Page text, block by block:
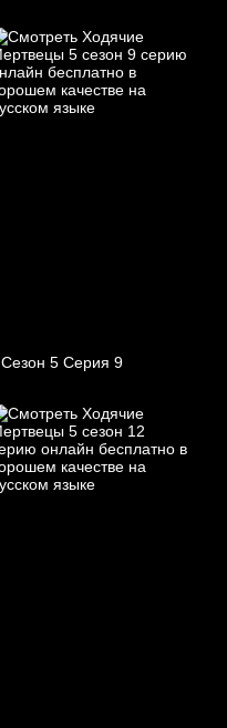
Сезон 5 Серия 9